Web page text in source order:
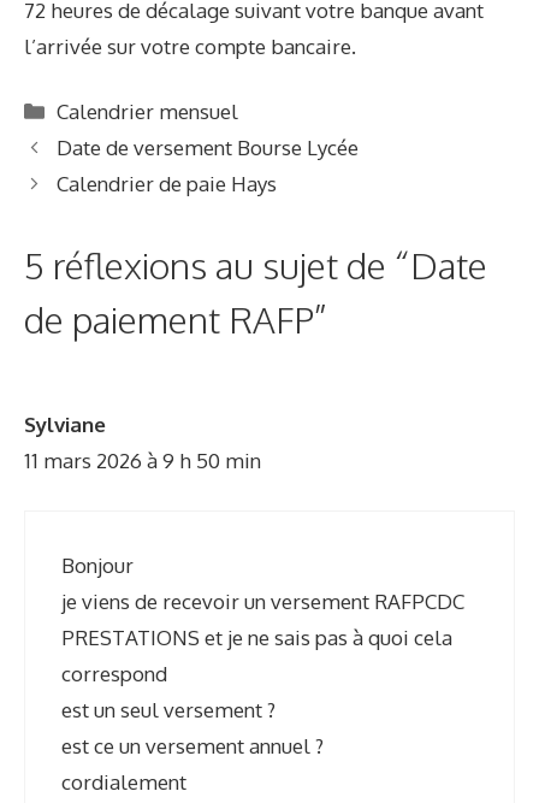
72 heures de décalage suivant votre banque avant
l’arrivée sur votre compte bancaire.
C
a
é
o
i
Calendrier mensuel
Date de versement Bourse Lycée
Calendrier de paie Hays
5 réflexions au sujet de “Date
de paiement RAFP”
Sylviane
11 mars 2026 à 9 h 50 min
Bonjour
je viens de recevoir un versement RAFPCDC
PRESTATIONS et je ne sais pas à quoi cela
correspond
est un seul versement ?
est ce un versement annuel ?
cordialement